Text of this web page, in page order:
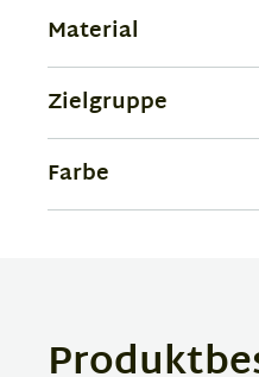
Material
Zielgruppe
Farbe